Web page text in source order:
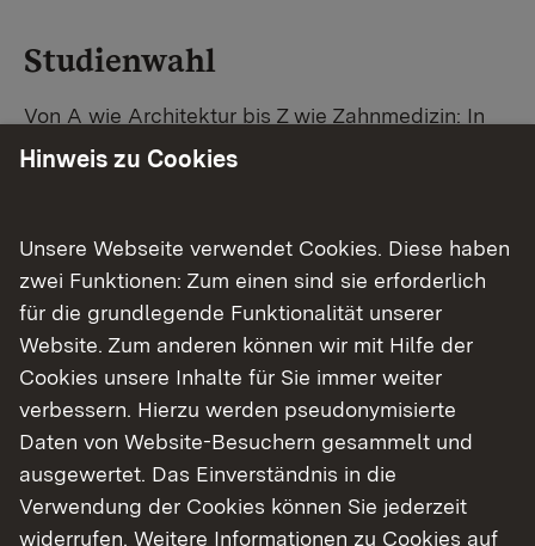
Studienwahl
Von A wie Architektur bis Z wie Zahnmedizin: In
Baden-Württemberg warten unzählige
Studiengangsuche schnell den passenden
Studienplatz. Außerdem gibt's eine Schritt-für-
Schritt-Anleitung zu deinem Traum-Studium.
Finde dein Studium in Baden-Württemberg
Hinweis zu Cookies
Unsere Webseite verwendet Cookies. Diese haben
zwei Funktionen: Zum einen sind sie erforderlich
für die grundlegende Funktionalität unserer
Website. Zum anderen können wir mit Hilfe der
Cookies unsere Inhalte für Sie immer weiter
verbessern. Hierzu werden pseudonymisierte
Daten von Website-Besuchern gesammelt und
ausgewertet. Das Einverständnis in die
Verwendung der Cookies können Sie jederzeit
widerrufen. Weitere Informationen zu Cookies auf